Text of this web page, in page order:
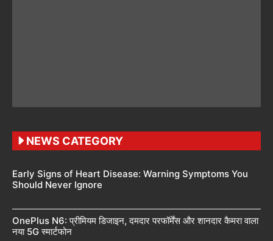
NEWS CATEGORY
Early Signs of Heart Disease: Warning Symptoms You
Should Never Ignore
OnePlus N6: प्रीमियम डिजाइन, दमदार परफॉर्मेंस और शानदार कैमरा वाला
नया 5G स्मार्टफोन